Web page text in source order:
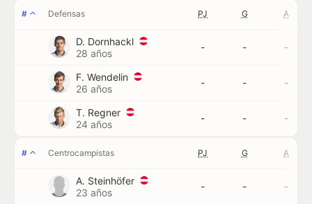
# Defensas PJ G A
D. Dornhackl
28 años
- - -
F. Wendelin
26 años
- - -
T. Regner
24 años
- - -
# Centrocampistas PJ G A
A. Steinhöfer
23 años
- - -